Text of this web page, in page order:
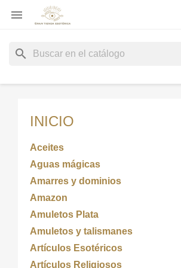

search
INICIO
Aceites
Aguas mágicas
Amarres y dominios
Amazon
Amuletos Plata
Amuletos y talismanes
Artículos Esotéricos
Artículos Religiosos